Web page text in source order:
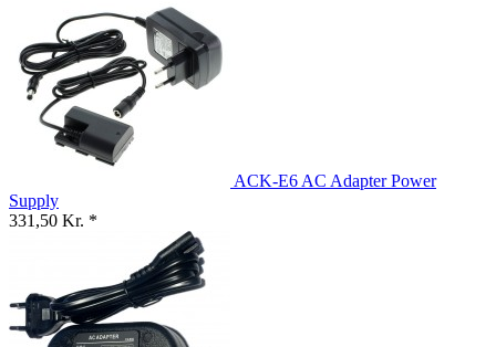
ACK-E6 AC Adapter Power
Supply
331,50 Kr. *